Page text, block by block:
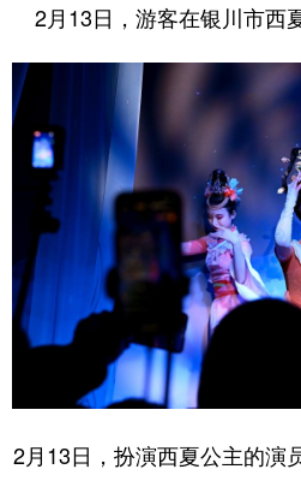
2月13日，游客在银川市西
2月13日，扮演西夏公主的演